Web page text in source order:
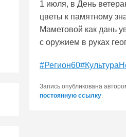
1 июля, в День
цветы к памятному
Маметовой как дань
с оружием в руках
#Регион60
Запись опубликована
постоянную ссылку